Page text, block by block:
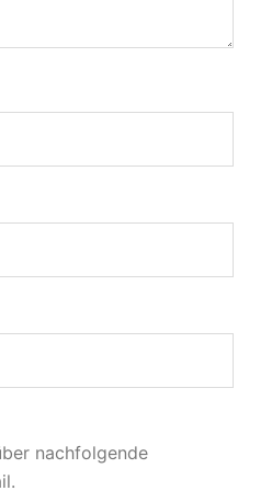
nachfolgende